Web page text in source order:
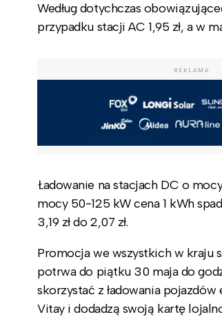
Według dotychczas
przypadku stacji AC 1,95 zł, a w
REKLAMA
Ładowanie na stacjach DC o
mocy 50-125 kW cena 1 kWh
3,19 zł do 2,07 zł.
Promocja we wszystkich w kraju
potrwa do piątku 30 maja do
skorzystać z ładowania
Vitay i dodadzą swoją kartę